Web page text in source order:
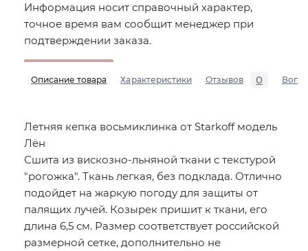
Информация носит справочный характер,
точное время вам сообщит менеджер при
подтверждении заказа.
Описание товара Характеристики Отзывов 0
Летняя кепка восьмиклинка от Starkoff модель
Лён
Сшита из вискозно-льняной ткани с текстурой
"рогожка". Ткань легкая, без подклада. Отлично
подойдет на жаркую погоду для защиты от
палящих лучей. Козырек пришит к ткани, его
длина 6,5 см. Размер соответствует российской
размерной сетке, дополнительно не